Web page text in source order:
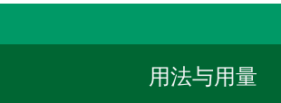
用法与用量